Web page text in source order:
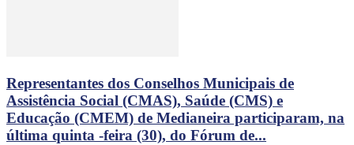
Representantes dos Conselhos Municipais de
Assistência Social (CMAS), Saúde (CMS) e
Educação (CMEM) de Medianeira participaram, na
última quinta -feira (30), do Fórum de...